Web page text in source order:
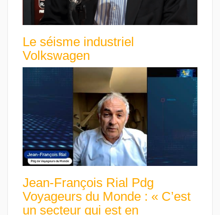
Le séisme industriel
Volkswagen
Jean-François Rial Pdg
Voyageurs du Monde : « C’est
un secteur qui est en